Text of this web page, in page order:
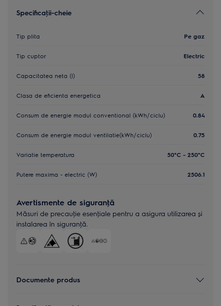
Specificaţii-cheie
Tip plita Pe gaz
Tip cuptor Electric
Capacitatea neta (l) 58
Clasa de eficienta energetica A
Consum de energie modul conventional (kWh/ciclu) 0.84
Consum de energie modul ventilatie(kWh/ciclu) 0.75
Variatie temperatura 50°C - 250°C
Putere maxima - electric (W) 2506.1
Avertismente de siguranţă
Măsuri de precauţie esenţiale pentru a asigura utilizarea și
instalarea în siguranţă.
Documente produs